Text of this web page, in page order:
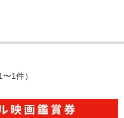
〜1件）